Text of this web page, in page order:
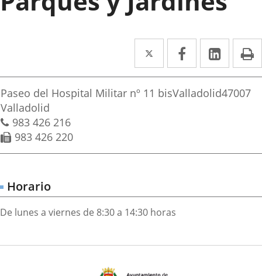
Twitter
Enlace
a
una
Facebook
Enlace
a
una
Enlace
a
una
Dirección
postal
Paseo del Hospital Militar nº 11 bisValladolid47007
Valladolid
Teléfonos
983 426 216
Fax
983 426 220
Horario
De lunes a viernes de 8:30 a 14:30 horas